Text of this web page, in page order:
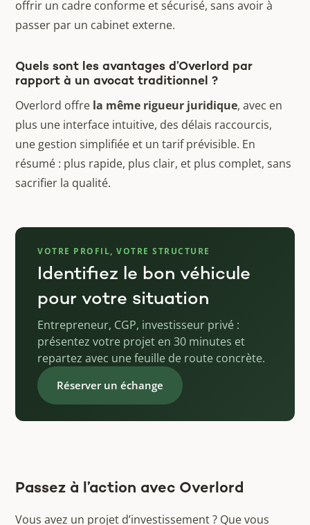
offrir un cadre conforme et sécurisé, sans avoir à
passer par un cabinet externe.
Quels sont les avantages d’Overlord par
rapport à un avocat traditionnel ?
Overlord offre la même rigueur juridique, avec en
plus une interface intuitive, des délais raccourcis,
une gestion simplifiée et un tarif prévisible. En
résumé : plus rapide, plus clair, et plus complet, sans
sacrifier la qualité.
VOTRE PROFIL, VOTRE STRUCTURE
Identifiez le bon véhicule
pour votre situation
Entrepreneur, CGP, investisseur privé :
présentez votre projet en 30 minutes et
repartez avec une feuille de route concrète.
Réserver un échange
Passez à l’action avec Overlord
Vous avez un projet d’investissement ? Que vous